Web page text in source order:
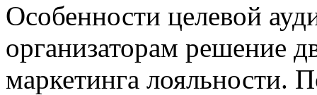
Особенности целевой
организаторам решение
маркетинга лояльности.